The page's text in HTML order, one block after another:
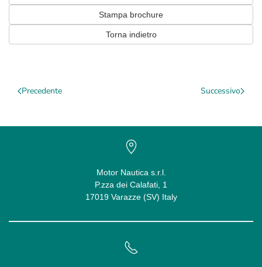
Stampa brochure
Torna indietro
Precedente Successivo
Motor Nautica s.r.l.
P.zza dei Calafati, 1
17019 Varazze (SV) Italy